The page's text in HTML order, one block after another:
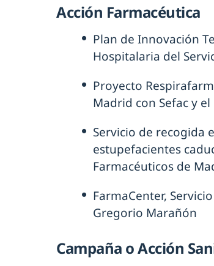
Acción Farmacéutica
Plan de Innovación
Hospitalaria del
Proyecto
Madrid con Sefac y
Servicio de recogida
estupefacientes
Farmacéuticos de
FarmaCenter,
Gregorio Marañón
Campaña o Acción